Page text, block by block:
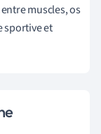
muscles, os
sportive et